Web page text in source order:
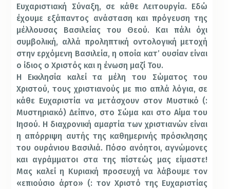
Ευχαριστιακή Σύναξη, σε κάθε Λειτουργία. Εδώ
έχουμε εξάπαντος ανάσταση και πρόγευση της
μέλλουσας Βασιλείας του Θεού. Και πάλι όχι
συμβολική, αλλά προληπτική οντολογική μετοχή
στην ερχόμενη Βασιλεία, η οποία κατ’ ουσίαν είναι
ο ίδιος ο Χριστός και η ένωση μαζί Του.
Η Εκκλησία καλεί τα μέλη του Σώματος του
Χριστού, τους χριστιανούς με πιο απλά λόγια, σε
κάθε Ευχαριστία να μετάσχουν στον Μυστικό (:
Μυστηριακό) Δείπνο, στο Σώμα και στο Αίμα του
Ιησού. Η διαχρονική αμαρτία των χριστιανών είναι
η απόρριψη αυτής της καθημερινής πρόσκλησης
του ουράνιου Βασιλιά. Πόσο ανόητοι, αγνώμονες
και αγράμματοι στα της πίστεώς μας είμαστε!
Μας καλεί η Κυριακή προσευχή να λάβουμε τον
«επιούσιο άρτο» (: τον Χριστό της Ευχαριστίας